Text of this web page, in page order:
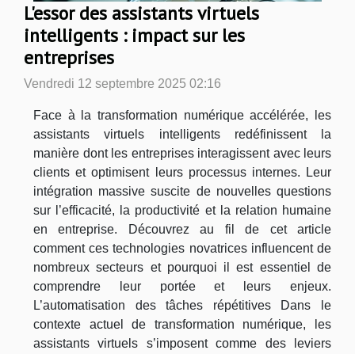
L'essor des assistants virtuels
intelligents : impact sur les
entreprises
Vendredi 12 septembre 2025 02:16
Face à la transformation numérique accélérée, les
assistants virtuels intelligents redéfinissent la
manière dont les entreprises interagissent avec leurs
clients et optimisent leurs processus internes. Leur
intégration massive suscite de nouvelles questions
sur l’efficacité, la productivité et la relation humaine
en entreprise. Découvrez au fil de cet article
comment ces technologies novatrices influencent de
nombreux secteurs et pourquoi il est essentiel de
comprendre leur portée et leurs enjeux.
L’automatisation des tâches répétitives Dans le
contexte actuel de transformation numérique, les
assistants virtuels s’imposent comme des leviers